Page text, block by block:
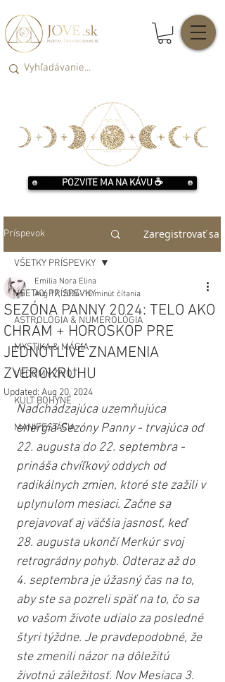
POZVITE MA NA KÁVU ☕️
Príspevok Zaregistrovať sa
VŠETKY PRÍSPEVKY
ASTROLÓGIA & NUMEROLÓGIA
MYSTIKA & MÁGIA
VEDOMÝ ŽIVOT
KULT BOHYNE
MANIFESTÁCIA
VŠETKY PRÍSPEVKY
SEZÓNA PANNY 2024: TELO AKO
CHRÁM + HOROSKOP PRE
JEDNOTLIVÉ ZNAMENIA
ZVEROKRUHU
Emilia Nora Elina
Aug 17, 2024 16 minút čítania
Updated: Aug 20, 2024
Nadchádzajúca uzemňujúca
energia Sezóny Panny - trvajúca od
22. augusta do 22. septembra -
prináša chvíľkový oddych od
radikálnych zmien, ktoré ste zažili v
uplynulom mesiaci. Začne sa
prejavovať aj väčšia jasnosť, keď
28. augusta ukončí Merkúr svoj
retrográdny pohyb. Odteraz až do
4. septembra je úžasný čas na to,
aby ste sa pozreli späť na to, čo sa
vo vašom živote udialo za posledné
štyri týždne. Je pravdepodobné, že
ste zmenili názor na dôležitú
životnú záležitosť. Nov Mesiaca 3.